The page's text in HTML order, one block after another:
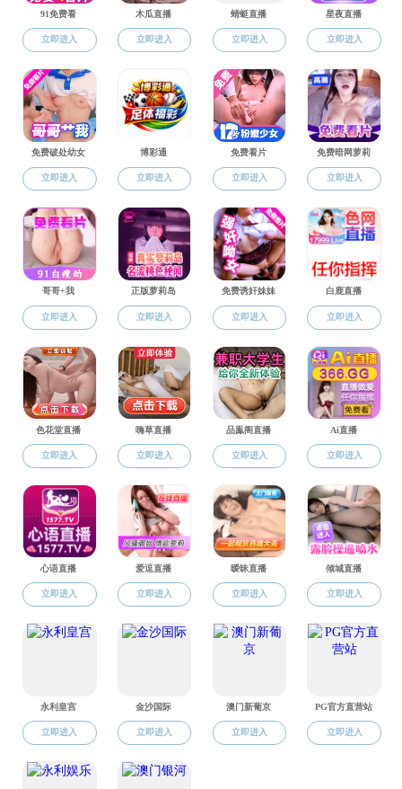
禁漫天堂>教育教学
教育教学
专业建设
课程建设
教学活动
小“经”英晋商万里
小“经”英高阶推普
师生共赴长城电气
禁漫天堂资源与环
禁漫天堂与山西美
山西中海远景碳科
【首获】 我院“汇